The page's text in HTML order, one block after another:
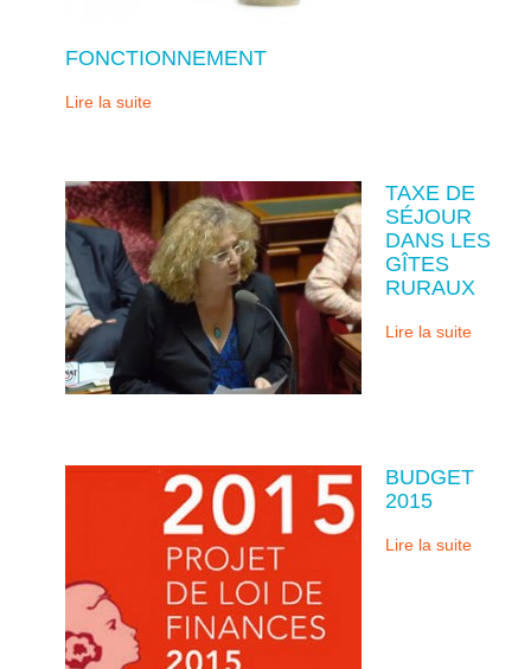
FONCTIONNEMENT
Lire la suite
TAXE DE
SÉJOUR
DANS LES
GÎTES
RURAUX
Lire la suite
BUDGET
2015
Lire la suite